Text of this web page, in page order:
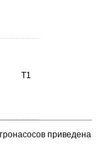
Т1
приведена